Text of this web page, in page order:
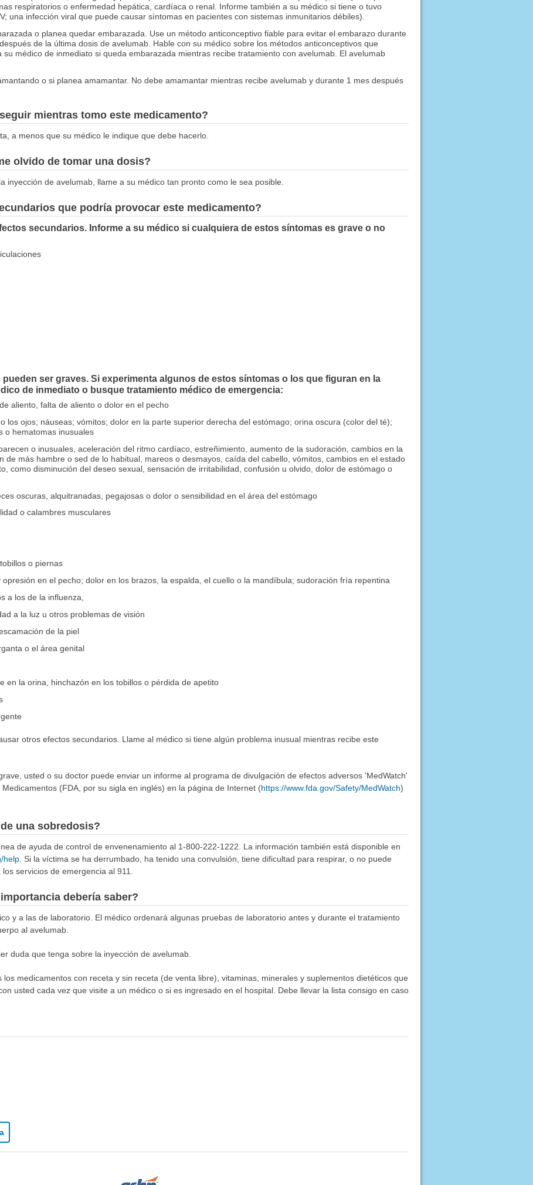
respiratorios o enfermedad hepática, cardíaca o renal. Informe también a su médico si tiene o tuvo
una infección viral que puede causar síntomas en pacientes con sistemas inmunitarios débiles).
o planea quedar embarazada. Use un método anticonceptivo fiable para evitar el embarazo durante
de la última dosis de avelumab. Hable con su médico sobre los métodos anticonceptivos que
médico de inmediato si queda embarazada mientras recibe tratamiento con avelumab. El avelumab
o si planea amamantar. No debe amamantar mientras recibe avelumab y durante 1 mes después
mientras tomo este medicamento?
a menos que su médico le indique que debe hacerlo.
olvido de tomar una dosis?
inyección de avelumab, llame a su médico tan pronto como le sea posible.
que podría provocar este medicamento?
secundarios. Informe a su médico si cualquiera de estos síntomas es grave o no
ser graves. Si experimenta algunos de estos síntomas o los que figuran en la
de inmediato o busque tratamiento médico de emergencia:
aliento, falta de aliento o dolor en el pecho
los ojos; náuseas; vómitos; dolor en la parte superior derecha del estómago; orina oscura (color del té);
o hematomas inusuales
o inusuales, aceleración del ritmo cardíaco, estreñimiento, aumento de la sudoración, cambios en la
de más hambre o sed de lo habitual, mareos o desmayos, caída del cabello, vómitos, cambios en el estado
como disminución del deseo sexual, sensación de irritabilidad, confusión u olvido, dolor de estómago o
oscuras, alquitranadas, pegajosas o dolor o sensibilidad en el área del estómago
o calambres musculares
o piernas
en el pecho; dolor en los brazos, la espalda, el cuello o la mandíbula; sudoración fría repentina
a los de la influenza,
a la luz u otros problemas de visión
de la piel
o el área genital
en la orina, hinchazón en los tobillos o pérdida de apetito
otros efectos secundarios. Llame al médico si tiene algún problema inusual mientras recibe este
usted o su doctor puede enviar un informe al programa de divulgación de efectos adversos 'MedWatch'
(FDA, por su sigla en inglés) en la página de Internet (https://www.fda.gov/Safety/MedWatch)
una sobredosis?
de ayuda de control de envenenamiento al 1-800-222-1222. La información también está disponible en
help. Si la víctima se ha derrumbado, ha tenido una convulsión, tiene dificultad para respirar, o no puede
servicios de emergencia al 911.
debería saber?
y a las de laboratorio. El médico ordenará algunas pruebas de laboratorio antes y durante el tratamiento
al avelumab.
duda que tenga sobre la inyección de avelumab.
medicamentos con receta y sin receta (de venta libre), vitaminas, minerales y suplementos dietéticos que
usted cada vez que visite a un médico o si es ingresado en el hospital. Debe llevar la lista consigo en caso